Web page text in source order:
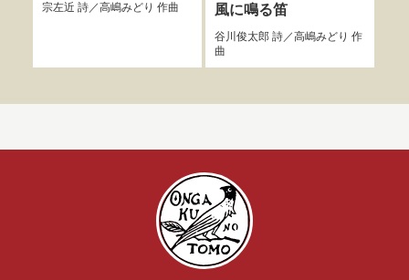
宗左近 詩／高嶋みどり 作曲 風に鳴る笛
谷川俊太郎詩／高嶋みどり 作
曲